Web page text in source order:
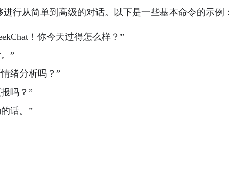
进行从简单到高级的对话。以下是一些基本命令的示例：
！你今天过得怎么样？”
”
绪分析吗？”
吗？”
话。”